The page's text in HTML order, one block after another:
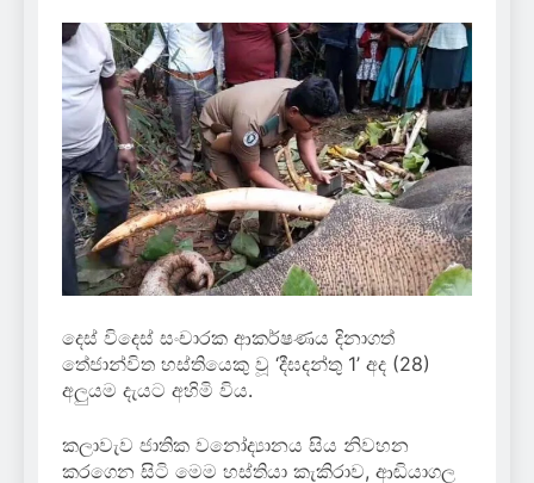
දෙස් විදෙස් සංචාරක ආකර්ෂණය දිනාගත්
තේජාන්විත හස්තියෙකු වූ ‘දීඝදන්තු 1’ අද (28)
අලුයම දැයට අහිමි විය.
කලාවැව ජාතික වනෝද්‍යානය සිය නිවහන
කරගෙන සිටි මෙම හස්තියා කැකිරාව, ආඬියාගල